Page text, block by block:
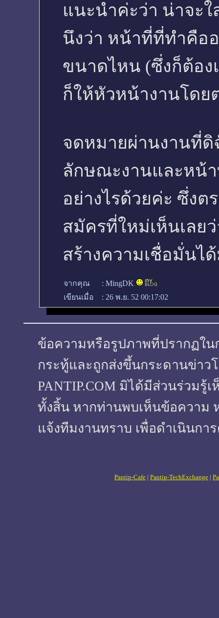
แนะนำค่ะว่า น่าจะ
นึงว่า หน้าที่ที่ทำคือ
ขนาดไหน (ซึ่งก็ต้อง
ก็ให้หัวหน้างานโดย
จดหมายผ่านงานที่
ลักษณะงานและหน้
อย่างไรด้วยค่ะ ซึ่งต
สมัครที่ใหม่เห็นเลย
สร้างความเชื่อมั่นไ
จากคุณ : MingDK
เขียนเมื่อ
: 26 พ.ย. 52 00:17:02
ข้อความหรือรูปภาพที่ปรากฏใน
กระทู้และถูกส่งขึ้นกระดานข่า
PANTIP.COM มิได้มีส่วนร่วมรู้
ทั้งสิ้น หากท่านพบเห็นข้อความ
แจ้งทีมงานทราบ เพื่อดำเนินกา
Pantip-Cafe | Pantip-TechExchange |